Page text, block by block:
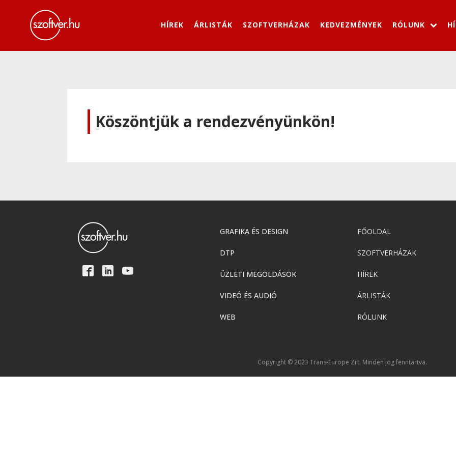
HÍREK ÁRLISTÁK SZOFTVERHÁZAK KEDVEZMÉNYEK RÓLUNK
Köszöntjük a rendezvényünkön!
GRAFIKA ÉS DESIGN
DTP
ÜZLETI MEGOLDÁSOK
VIDEÓ ÉS AUDIÓ
WEB
FŐOLDAL
SZOFTVERHÁZAK
HÍREK
ÁRLISTÁK
RÓLUNK
Copyright © 2023 Trans-Europe Zrt. Minden jog fenntartva.